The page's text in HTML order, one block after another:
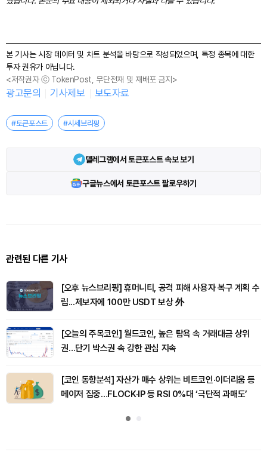
본 기사는 시장 데이터 및 차트 분석을 바탕으로 작성되었으며, 특정 종목에 대한
투자 권유가 아닙니다.
<저작권자 ⓒ TokenPost, 무단전재 및 재배포 금지>
광고문의 기사제보 보도자료
#토큰포스트 #시세브리핑
텔레그램에서 토큰포스트 속보 보기
구글뉴스에서 토큰포스트 팔로우하기
관련된 다른 기사
[오후 뉴스브리핑] 휴머니티, 공격 피해 사용자 복구 계획 수
립...제보자에 100만 USDT 보상 外
[오늘의 주목코인] 월드코인, 높은 탐욕 속 거래대금 상위
권…단기 박스권 속 강한 관심 지속
[코인 동향분석] 자산가 매수 상위는 비트코인·이더리움 등
메이저 집중…FLOCK·IP 등 RSI 0%대 ‘극단적 과매도’